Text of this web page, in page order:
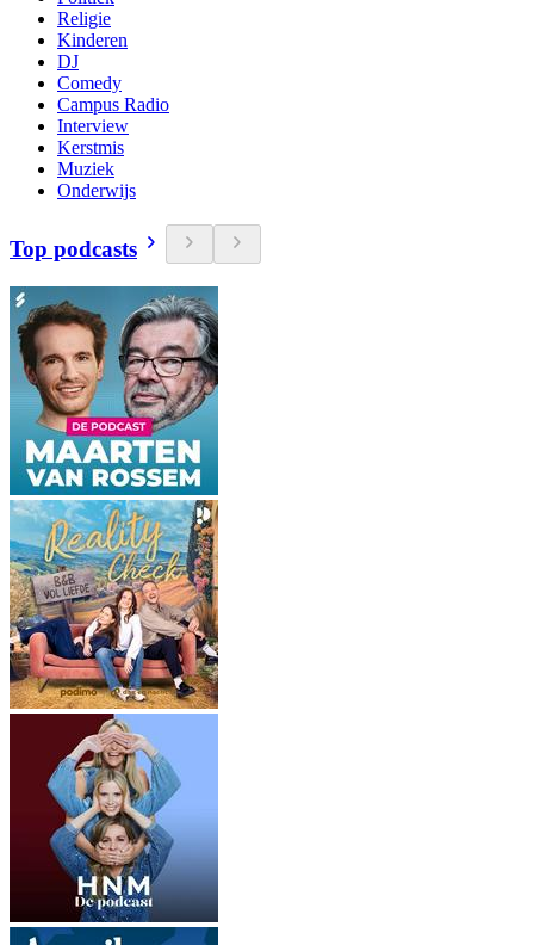
Religie
Kinderen
DJ
Comedy
Campus Radio
Interview
Kerstmis
Muziek
Onderwijs
Top podcasts